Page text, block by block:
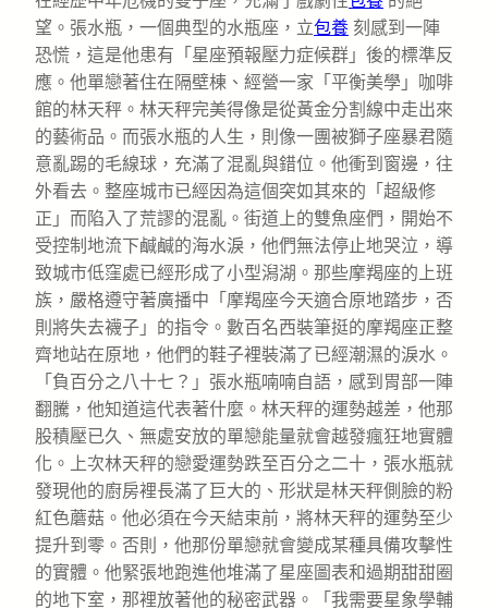
望。張水瓶，一個典型的水瓶座，立包養 刻感到一陣
恐慌，這是他患有「星座預報壓力症候群」後的標準反
應。他單戀著住在隔壁棟、經營一家「平衡美學」咖啡
館的林天秤。林天秤完美得像是從黃金分割線中走出來
的藝術品。而張水瓶的人生，則像一團被獅子座暴君隨
意亂踢的毛線球，充滿了混亂與錯位。他衝到窗邊，往
外看去。整座城市已經因為這個突如其來的「超級修
正」而陷入了荒謬的混亂。街道上的雙魚座們，開始不
受控制地流下鹹鹹的海水淚，他們無法停止地哭泣，導
致城市低窪處已經形成了小型潟湖。那些摩羯座的上班
族，嚴格遵守著廣播中「摩羯座今天適合原地踏步，否
則將失去襪子」的指令。數百名西裝筆挺的摩羯座正整
齊地站在原地，他們的鞋子裡裝滿了已經潮濕的淚水。
「負百分之八十七？」張水瓶喃喃自語，感到胃部一陣
翻騰，他知道這代表著什麼。林天秤的運勢越差，他那
股積壓已久、無處安放的單戀能量就會越發瘋狂地實體
化。上次林天秤的戀愛運勢跌至百分之二十，張水瓶就
發現他的廚房裡長滿了巨大的、形狀是林天秤側臉的粉
紅色蘑菇。他必須在今天結束前，將林天秤的運勢至少
提升到零。否則，他那份單戀就會變成某種具備攻擊性
的實體。他緊張地跑進他堆滿了星座圖表和過期甜甜圈
的地下室，那裡放著他的秘密武器。「我需要星象學輔